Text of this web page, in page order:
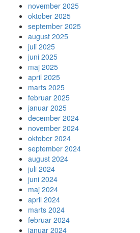
november 2025
oktober 2025
september 2025
august 2025
juli 2025
juni 2025
maj 2025
april 2025
marts 2025
februar 2025
januar 2025
december 2024
november 2024
oktober 2024
september 2024
august 2024
juli 2024
juni 2024
maj 2024
april 2024
marts 2024
februar 2024
januar 2024